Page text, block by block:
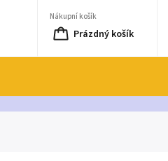
Nákupní košík
Prázdný košík